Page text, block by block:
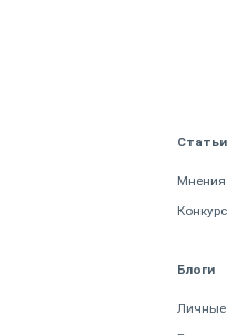
Статьи
Мнения
Блоги
Личные